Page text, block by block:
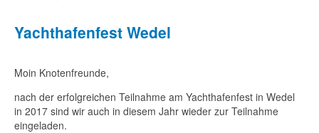
Yachthafenfest Wedel
Moin Knotenfreunde,
nach der erfolgreichen Teilnahme am Yachthafenfest in Wedel
in 2017 sind wir auch in diesem Jahr wieder zur Teilnahme
eingeladen.